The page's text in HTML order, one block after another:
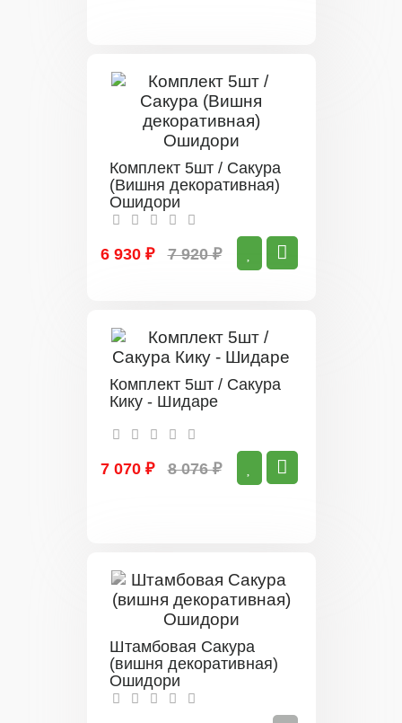
Комплект 5шт / Сакура
(Вишня декоративная)
Ошидори
6 930 ₽ 7 920 ₽
Комплект 5шт / Сакура
Кику - Шидаре
7 070 ₽ 8 076 ₽
Штамбовая Сакура
(вишня декоративная)
Ошидори